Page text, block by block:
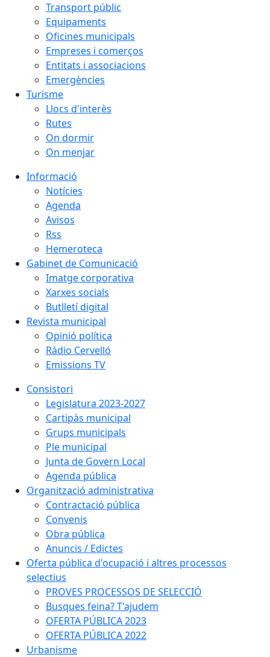
Transport públic
Equipaments
Oficines municipals
Empreses i comerços
Entitats i associacions
Emergències
Turisme
Llocs d'interès
Rutes
On dormir
On menjar
Informació
Notícies
Agenda
Avisos
Rss
Hemeroteca
Gabinet de Comunicació
Imatge corporativa
Xarxes socials
Butlletí digital
Revista municipal
Opinió política
Ràdio Cervelló
Emissions TV
Consistori
Legislatura 2023-2027
Cartipàs municipal
Grups municipals
Ple municipal
Junta de Govern Local
Agenda pública
Organització administrativa
Contractació pública
Convenis
Obra pública
Anuncis / Edictes
Oferta pública d'ocupació i altres processos
selectius
PROVES PROCESSOS DE SELECCIÓ
Busques feina? T'ajudem
OFERTA PÚBLICA 2023
OFERTA PÚBLICA 2022
Urbanisme